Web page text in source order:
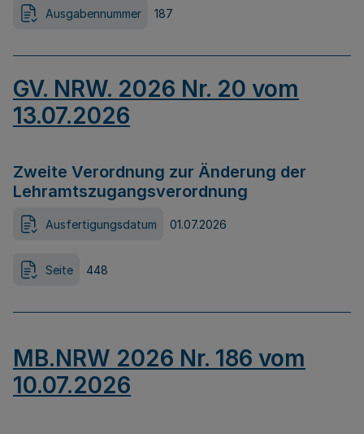
Ausgabennummer 187
GV. NRW. 2026 Nr. 20 vom
13.07.2026
Zweite Verordnung zur Änderung der
Lehramtszugangsverordnung
Ausfertigungsdatum 01.07.2026
Seite 448
MB.NRW 2026 Nr. 186 vom
10.07.2026